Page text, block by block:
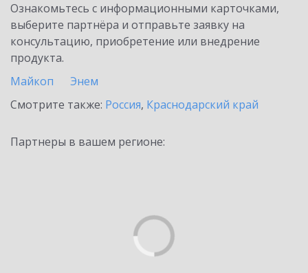
Ознакомьтесь с информационными карточками,
выберите партнёра и отправьте заявку на
консультацию, приобретение или внедрение
продукта.
Майкоп
Энем
Смотрите также: Россия, Краснодарский край
Партнеры в вашем регионе: